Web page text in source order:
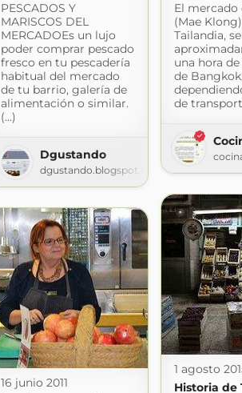
PESCADOS Y
MARISCOS DEL
MERCADOEs un lujo
poder comprar pescado
fresco en tu pescadería
habitual del mercado
de tu barrio, galería de
alimentación o similar.
(...)
Dgustando
dgustando.blogspot.com
El mercado
(Mae
Tailandia,
una hora
de
de
1 agosto
Historia de
16 junio 2011